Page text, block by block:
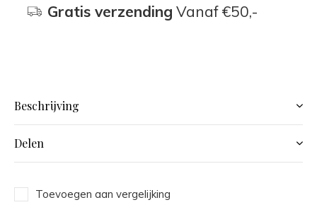
Gratis verzending Vanaf €50,-
Beschrijving
Delen
Toevoegen aan vergelijking